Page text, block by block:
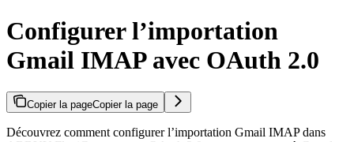
Configurer l’importation
Gmail IMAP avec OAuth 2.0
Copier la pageCopier la page
Découvrez comment configurer l’importation Gmail IMAP dans